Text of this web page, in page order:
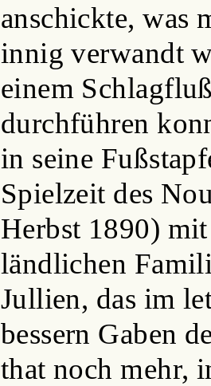
anschickte, was
innig verwandt
einem
durchführen
in seine
Spielzeit des
Herbst 1890)
ländlichen
Jullien, das im
bessern Gaben
that noch mehr,